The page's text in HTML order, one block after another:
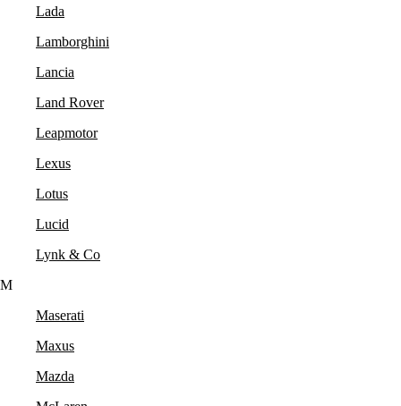
Lada
Lamborghini
Lancia
Land Rover
Leapmotor
Lexus
Lotus
Lucid
Lynk & Co
M
Maserati
Maxus
Mazda